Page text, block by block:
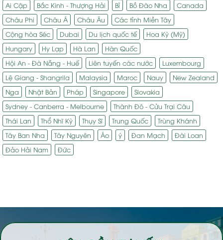
Ai Cập Bắc Kinh - Thượng Hải Bỉ Bồ Đào Nha
Canada
Châu Phi
Châu Á Châu Âu
Các tỉnh Miền Tây
Cộng hòa Séc
Dubai Du lịch quốc tế
Hoa Kỳ (Mỹ)
Hungary
Hy Lạp Hà Lan
Hàn Quốc
Hội An - Đà Nẵng - Huế
Liên tuyến các nước
Luxembourg
Lệ Giang - Shangrila
Malaysia Maroc Nauy
New Zealand
Nga
Nhật Bản Pháp Singapore
Slovakia
Sydney - Canberra - Melbourne
Thành Đô - Cửu Trại Câu
Thái Lan
Thổ Nhĩ Kỳ Thụy Sĩ Trung Quốc
Trùng Khánh
Tây Ban Nha
Tây Nguyên Áo ý Đan Mạch
Đài Loan
Đảo Hải Nam
Đức